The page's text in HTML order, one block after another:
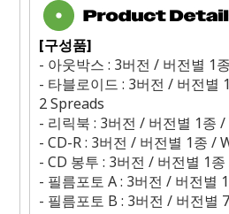
[구성품]
- 아웃박스 : 3버전 / 버전별 1종
- 타블로이드 : 3버전 / 버전별 1
2 Spreads
- 리릭북 : 3버전 / 버전별 1종 /
- CD-R : 3버전 / 버전별 1종 /
- CD 봉투 : 3버전 / 버전별 1종
- 필름포토 A : 3버전 / 버전별 1
- 필름포토 B : 3버전 / 버전별 7